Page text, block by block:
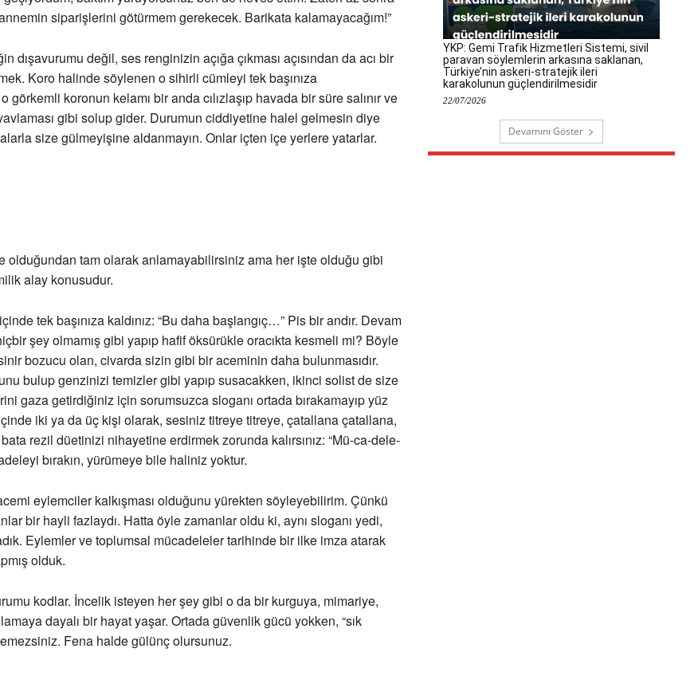
siparişlerini götürmem gerekecek. Barikata kalamayacağım!”
dışavurumu değil, ses renginizin açığa çıkması açısından da acı bir
Koro halinde söylenen o sihirli cümleyi tek başınıza
o görkemli koronun kelamı bir anda cılızlaşıp havada bir süre salınır ve
gibi solup gider. Durumun ciddiyetine halel gelmesin diye
size gülmeyişine aldanmayın. Onlar içten içe yerlere yatarlar.
olduğundan tam olarak anlamayabilirsiniz ama her işte olduğu gibi
alay konusudur.
tek başınıza kaldınız: “Bu daha başlangıç…” Pis bir andır. Devam
şey olmamış gibi yapıp hafif öksürükle oracıkta kesmeli mi? Böyle
bozucu olan, civarda sizin gibi bir aceminin daha bulunmasıdır.
bulup genzinizi temizler gibi yapıp susacakken, ikinci solist de size
gaza getirdiğiniz için sorumsuzca sloganı ortada bırakamayıp yüz
iki ya da üç kişi olarak, sesiniz titreye titreye, çatallana çatallana,
rezil düetinizi nihayetine erdirmek zorunda kalırsınız: “Mü-ca-dele-
bırakın, yürümeye bile haliniz yoktur.
eylemciler kalkışması olduğunu yürekten söyleyebilirim. Çünkü
bir hayli fazlaydı. Hatta öyle zamanlar oldu ki, aynı sloganı yedi,
Eylemler ve toplumsal mücadeleler tarihinde bir ilke imza atarak
olduk.
kodlar. İncelik isteyen her şey gibi o da bir kurguya, mimariye,
dayalı bir hayat yaşar. Ortada güvenlik gücü yokken, “sık
Fena halde gülünç olursunuz.
YKP: Gemi Trafik Hizmetleri Sistemi, sivil
paravan söylemlerin arkasına saklanan,
Türkiye’nin askeri-stratejik ileri
karakolunun güçlendirilmesidir
22/07/2026
Devamını Göster